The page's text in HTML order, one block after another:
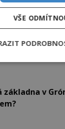
Sdílet na
v
VŠE